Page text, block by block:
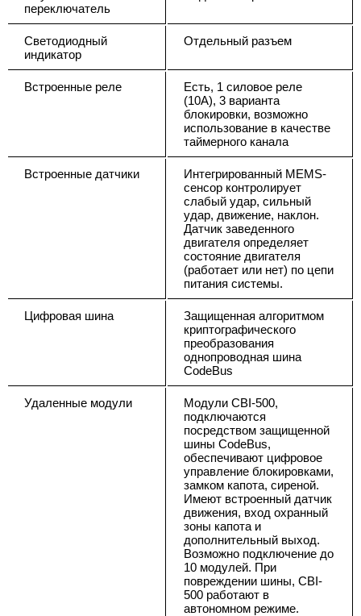
переключатель
Светодиодный
индикатор
Отдельный разъем
Встроенные реле
Есть, 1 силовое реле
(10А), 3 варианта
блокировки, возможно
использование в качестве
таймерного канала
Встроенные датчики
Интегрированный MEMS-
сенсор контролирует
слабый удар, сильный
удар, движение, наклон.
Датчик заведенного
двигателя определяет
состояние двигателя
(работает или нет) по цепи
питания системы.
Цифровая шина
Защищенная алгоритмом
криптографического
преобразования
однопроводная шина
CodeBus
Удаленные модули
Модули CBI-500,
подключаются
посредством защищенной
шины CodeBus,
обеспечивают цифровое
управление блокировками,
замком капота, сиреной.
Имеют встроенный датчик
движения, вход охранный
зоны капота и
дополнительный выход.
Возможно подключение до
10 модулей. При
повреждении шины, CBI-
500 работают в
автономном режиме.